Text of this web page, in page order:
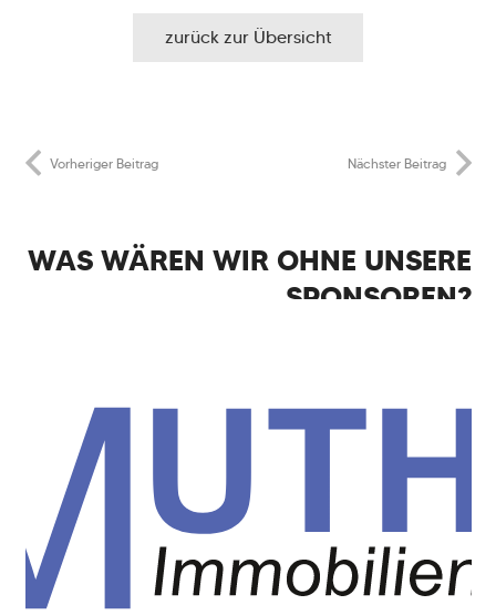
zurück zur Übersicht
Vorheriger Beitrag Nächster Beitrag
WAS WÄREN WIR OHNE UNSERE
SPONSOREN?